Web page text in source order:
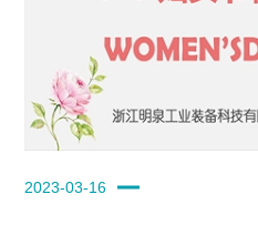
2023-03-16